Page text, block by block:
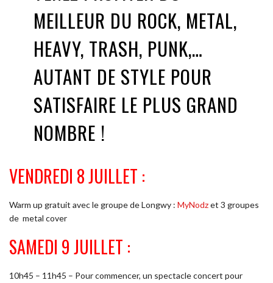
MEILLEUR DU ROCK, METAL,
HEAVY, TRASH, PUNK,…
AUTANT DE STYLE POUR
SATISFAIRE LE PLUS GRAND
NOMBRE !
VENDREDI 8 JUILLET :
Warm up gratuit avec le groupe de Longwy : MyNodzet 3 groupes
de metal cover
SAMEDI 9 JUILLET :
10h45 – 11h45 – Pour commencer, un spectacle concert pour